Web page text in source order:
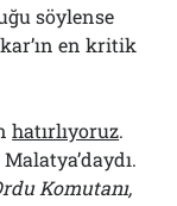
söylense
en kritik
hatırlıyoruz.
Komutanı,